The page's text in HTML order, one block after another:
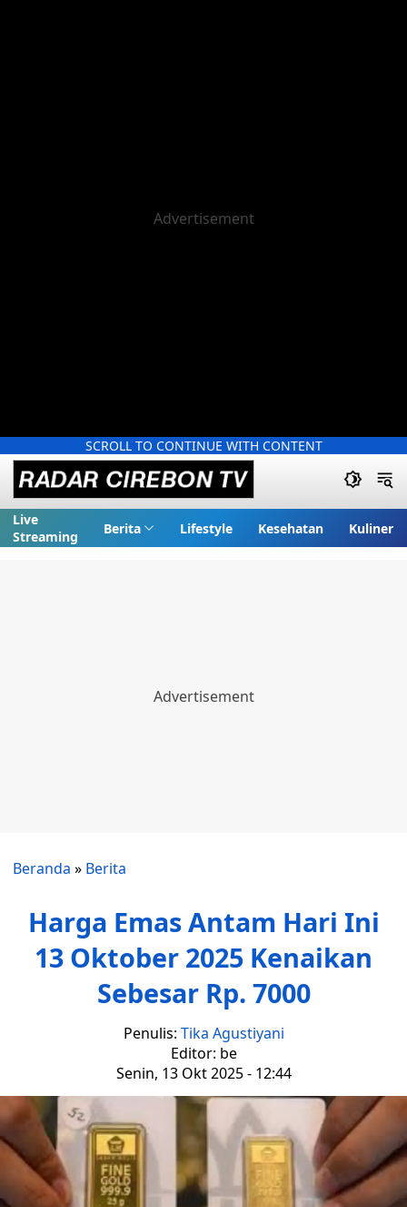
SCROLL TO CONTINUE WITH CONTENT
Live
Streaming
Berita Lifestyle Kesehatan Kuliner
Beranda » Berita
Harga Emas Antam Hari Ini
13 Oktober 2025 Kenaikan
Sebesar Rp. 7000
Penulis: Tika Agustiyani
Editor: be
Senin, 13 Okt 2025 - 12:44